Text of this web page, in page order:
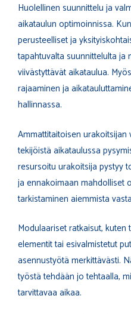
Huolellinen suunnittelu ja
aikataulun optimoinnissa.
perusteelliset ja
tapahtuvalta suunnittelulta ja
viivästyttävät aikataulua.
rajaaminen ja
hallinnassa.
Ammattitaitoisen
tekijöistä aikataulussa
resursoitu urakoitsija pystyy
ja ennakoimaan mahdolliset
tarkistaminen aiemmista
Modulaariset ratkaisut,
elementit tai esivalmistetut
asennustyötä merkittävästi.
työstä tehdään jo tehtaalla,
tarvittavaa aikaa.